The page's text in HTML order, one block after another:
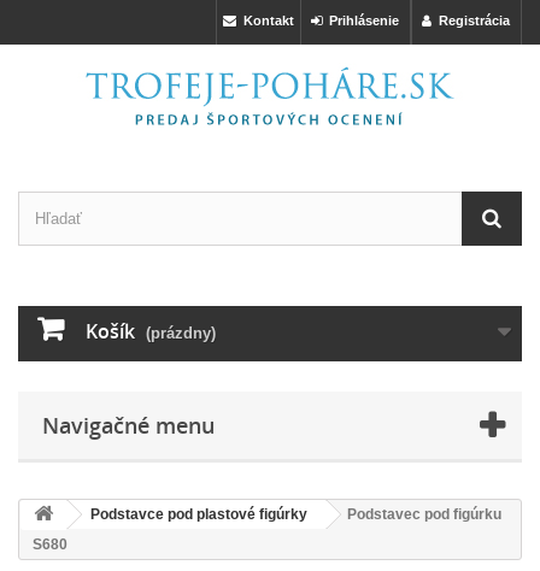
Registrácia
Prihlásenie
Kontakt
Košík (prázdny)
Navigačné menu
Podstavce pod plastové figúrky
Podstavec pod figúrku
S680